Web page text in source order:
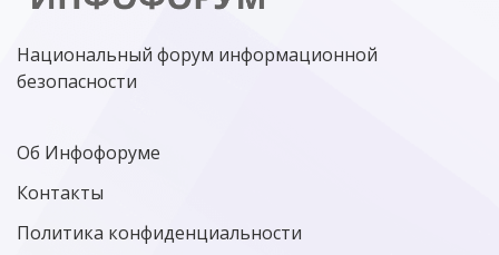
Национальный форум информационной
безопасности
Об Инфофоруме
Контакты
Политика конфиденциальности